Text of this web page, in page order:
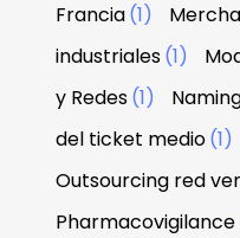
Francia(1)
industriales(1)
y Redes(1)
del ticket medio(1)
Outsourcing red
Pharmacovigilance